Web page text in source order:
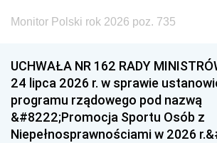
Monitor Polski rok 2026 poz. 735
UCHWAŁA NR 162 RADY
24 lipca 2026 r. w sprawie
programu rządowego pod nazwą
&#8222;Promocja Sportu Osób z
Niepełnosprawnościami w 2026